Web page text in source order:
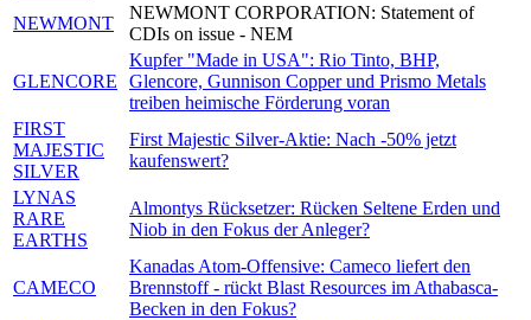
NEWMONT
NEWMONT CORPORATION: Statement of
CDIs on issue - NEM
GLENCORE
Kupfer "Made in USA": Rio Tinto, BHP,
Glencore, Gunnison Copper und Prismo Metals
treiben heimische Förderung voran
FIRST
MAJESTIC
SILVER
First Majestic Silver-Aktie: Nach -50% jetzt
kaufenswert?
LYNAS
RARE
EARTHS
Almontys Rücksetzer: Rücken Seltene Erden und
Niob in den Fokus der Anleger?
CAMECO
Kanadas Atom-Offensive: Cameco liefert den
Brennstoff - rückt Blast Resources im Athabasca-
Becken in den Fokus?